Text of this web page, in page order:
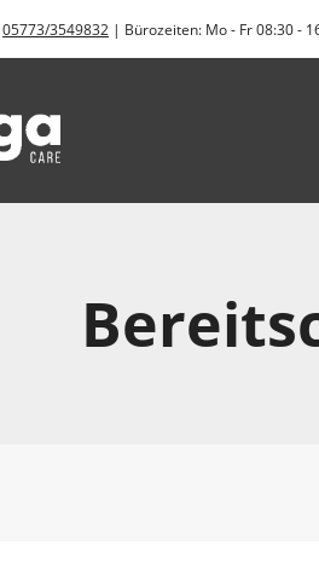
05773/3549832 | Bürozeiten: Mo - Fr 08:30 -